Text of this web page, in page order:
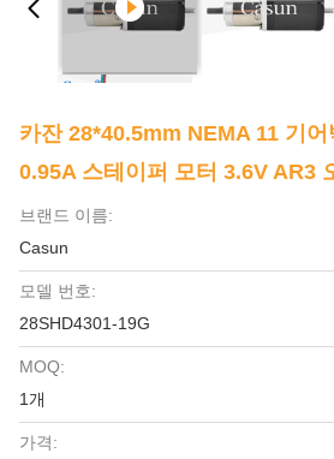
카잔 28*40.5mm NEMA 11 기어
0.95A 스테이퍼 모터 3.6V AR3
브랜드 이름:
Casun
모델 번호:
28SHD4301-19G
MOQ:
1개
가격: